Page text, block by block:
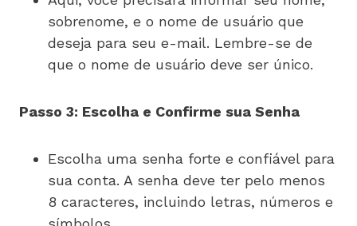
sobrenome, e o nome de usuário que
deseja para seu e-mail. Lembre-se de
que o nome de usuário deve ser único.
Passo 3: Escolha e Confirme sua Senha
Escolha uma senha forte e confiável para
sua conta. A senha deve ter pelo menos
8 caracteres, incluindo letras, números e